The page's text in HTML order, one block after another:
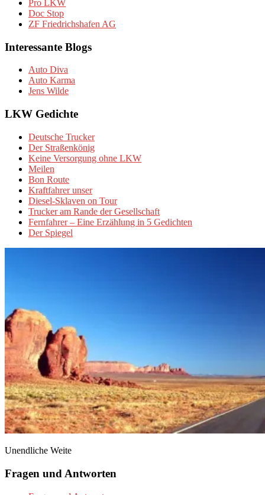
Pro LKW
Doc Stop
ZF Friedrichshafen AG
Interessante Blogs
Auto Diva
Auto Karma
Jens Wilde
LKW Gedichte
Deutsche Trucker
Der Straßenkönig
Keine Versorgung ohne LKW
Meilen
Bon Route
Kraftfahrer unser
Diesel-Sklaven on Tour
Trucker am Rande der Gesellschaft
Fernfahrer – Eine Erzählung in 5 Gedichten
Der Spiegel
Unendliche Weite
Fragen und Antworten